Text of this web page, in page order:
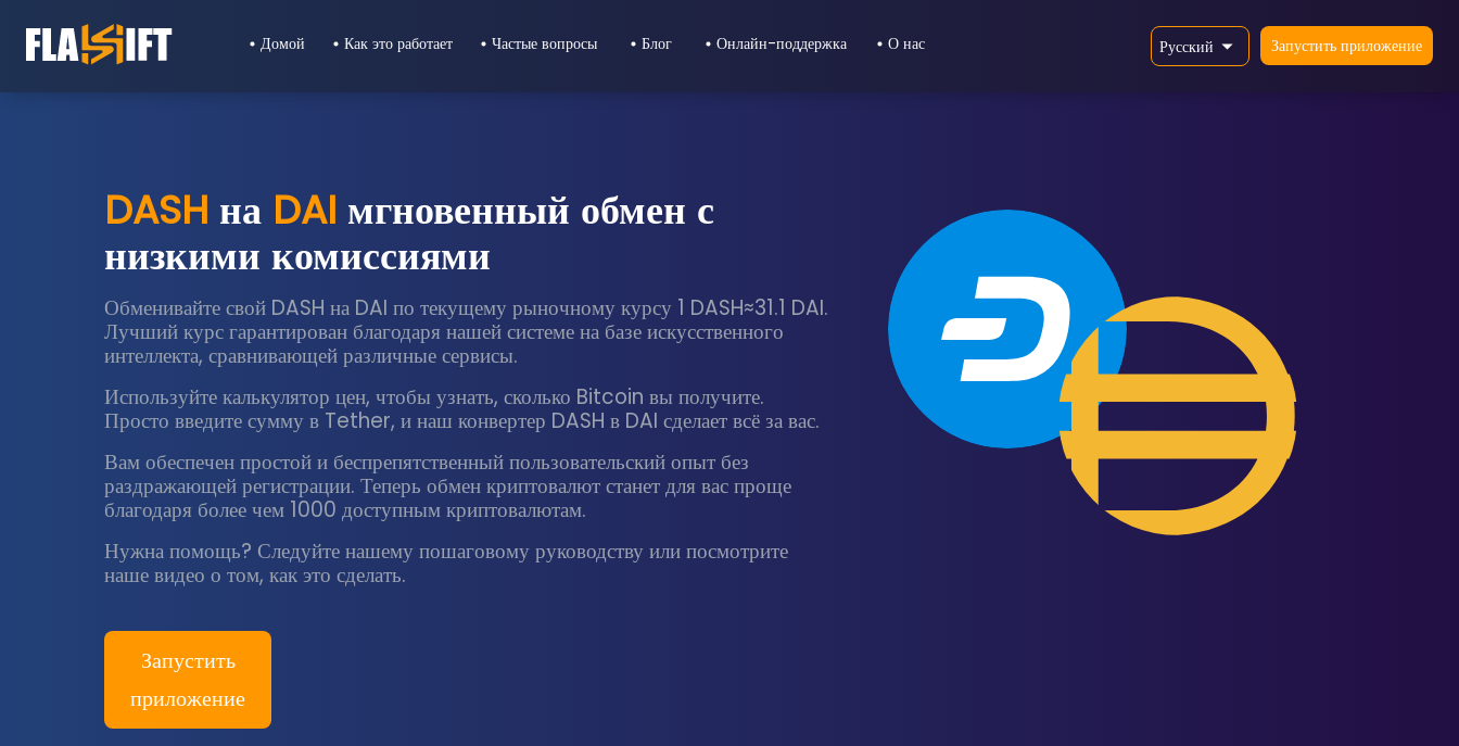
Домой Как это работает Частые вопросы Блог Онлайн-поддержка О нас Русский Запустить приложение
DASH на DAI мгновенный обмен с
низкими комиссиями
Обменивайте свой DASH на DAI по текущему рыночному курсу 1 DASH≈31.1 DAI.
Лучший курс гарантирован благодаря нашей системе на базе искусственного
интеллекта, сравнивающей различные сервисы.
Используйте калькулятор цен, чтобы узнать, сколько Bitcoin вы получите.
Просто введите сумму в Tether, и наш конвертер DASH в DAI сделает всё за вас.
Вам обеспечен простой и беспрепятственный пользовательский опыт без
раздражающей регистрации. Теперь обмен криптовалют станет для вас проще
благодаря более чем 1000 доступным криптовалютам.
Нужна помощь? Следуйте нашему пошаговому руководству или посмотрите
наше видео о том, как это сделать.
Запустить
приложение